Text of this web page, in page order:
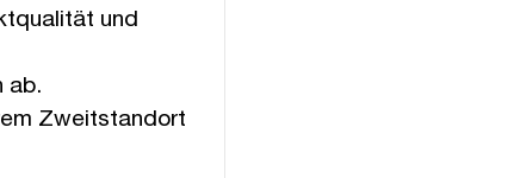
und
ab.
Zweitstandort